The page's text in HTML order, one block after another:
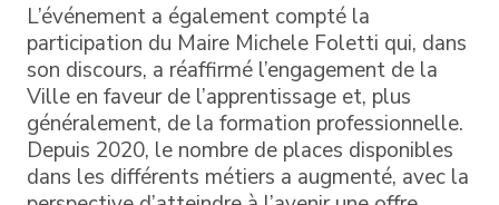
L’événement a également compté la
participation du Maire Michele Foletti qui, dans
son discours, a réaffirmé l’engagement de la
Ville en faveur de l’apprentissage et, plus
généralement, de la formation professionnelle.
Depuis 2020, le nombre de places disponibles
dans les différents métiers a augmenté, avec la